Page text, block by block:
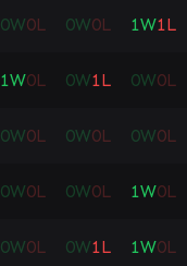
0W0L 0W0L 1W1L
1W0L 0W1L 0W0L
0W0L 0W0L 0W0L
0W0L 0W0L 1W0L
0W0L 0W1L 1W0L